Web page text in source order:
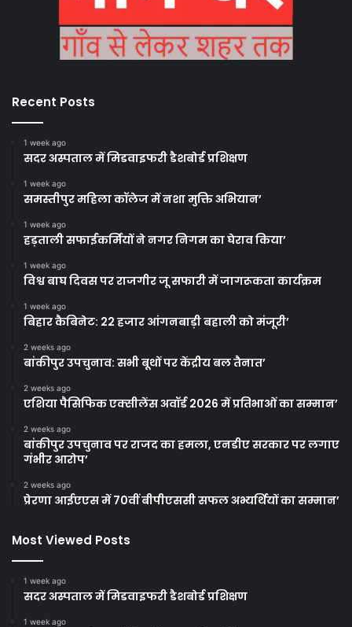
Recent Posts
1 week ago
सदर अस्पताल में मिडवाइफरी डैशबोर्ड प्रशिक्षण
1 week ago
समस्तीपुर महिला कॉलेज में नशा मुक्ति अभियान’
1 week ago
हड़ताली सफाईकर्मियों ने नगर निगम का घेराव किया’
1 week ago
विश्व बाघ दिवस पर राजगीर जू सफारी में जागरूकता कार्यक्रम
1 week ago
बिहार कैबिनेट: 22 हजार आंगनबाड़ी बहाली को मंजूरी’
2 weeks ago
बांकीपुर उपचुनाव: सभी बूथों पर केंद्रीय बल तैनात’
2 weeks ago
एशिया पैसिफिक एक्सीलेंस अवॉर्ड 2026 में प्रतिभाओं का सम्मान’
2 weeks ago
बांकीपुर उपचुनाव पर राजद का हमला, एनडीए सरकार पर लगाए
गंभीर आरोप’
2 weeks ago
प्रेरणा आईएएस में 70वीं बीपीएससी सफल अभ्यर्थियों का सम्मान’
Most Viewed Posts
1 week ago
सदर अस्पताल में मिडवाइफरी डैशबोर्ड प्रशिक्षण
1 week ago